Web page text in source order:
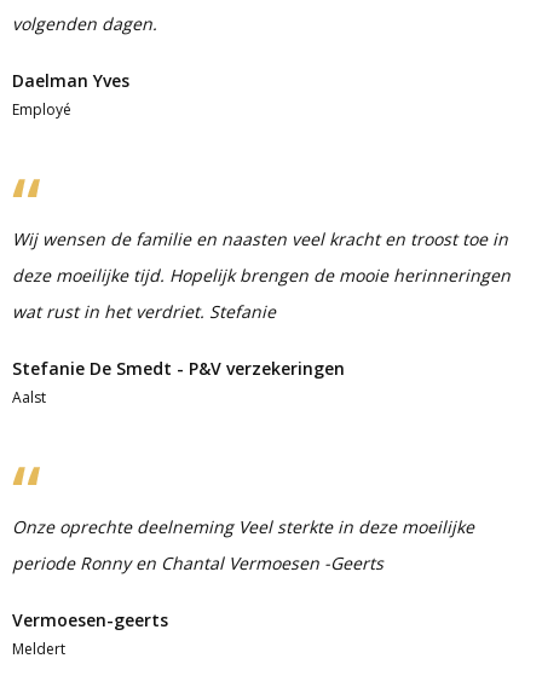
volgenden dagen.
Daelman Yves
Employé
Wij wensen de familie en naasten veel kracht en troost toe in
deze moeilijke tijd. Hopelijk brengen de mooie herinneringen
wat rust in het verdriet. Stefanie
Stefanie De Smedt - P&V verzekeringen
Aalst
Onze oprechte deelneming Veel sterkte in deze moeilijke
periode Ronny en Chantal Vermoesen -Geerts
Vermoesen-geerts
Meldert